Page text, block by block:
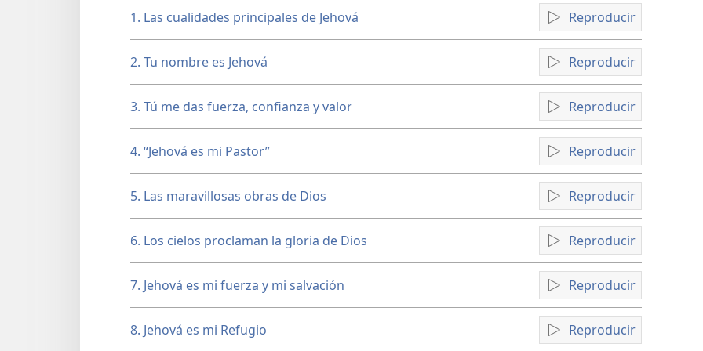
en
formato
de
cuadrícula
en
formato
de
lista
1. Las cualidades principales de Jehová Reproducir
2. Tu nombre es Jehová Reproducir
3. Tú me das fuerza, confianza y valor Reproducir
4. “Jehová es mi Pastor” Reproducir
5. Las maravillosas obras de Dios Reproducir
6. Los cielos proclaman la gloria de Dios Reproducir
7. Jehová es mi fuerza y mi salvación Reproducir
8. Jehová es mi Refugio Reproducir